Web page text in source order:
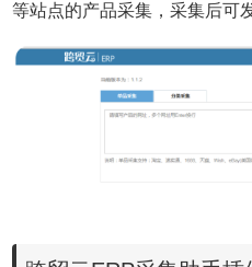
等站点的产品采集，采集后可